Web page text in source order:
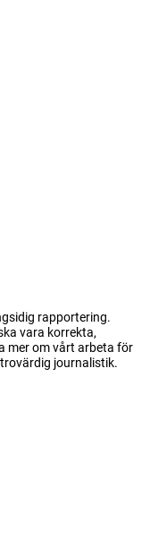
rapportering.
vara korrekta,
mer om vårt arbeta för
journalistik.